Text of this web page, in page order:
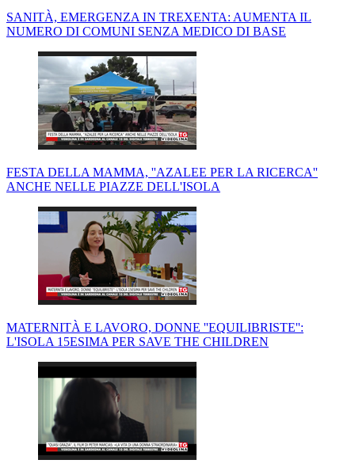
SANITÀ, EMERGENZA IN TREXENTA: AUMENTA IL
NUMERO DI COMUNI SENZA MEDICO DI BASE
FESTA DELLA MAMMA, ''AZALEE PER LA RICERCA''
ANCHE NELLE PIAZZE DELL'ISOLA
MATERNITÀ E LAVORO, DONNE ''EQUILIBRISTE'':
L'ISOLA 15ESIMA PER SAVE THE CHILDREN